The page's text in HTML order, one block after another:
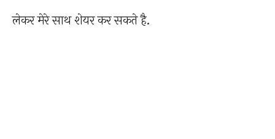
लेकर मेरे साथ शेयर कर सकते है.